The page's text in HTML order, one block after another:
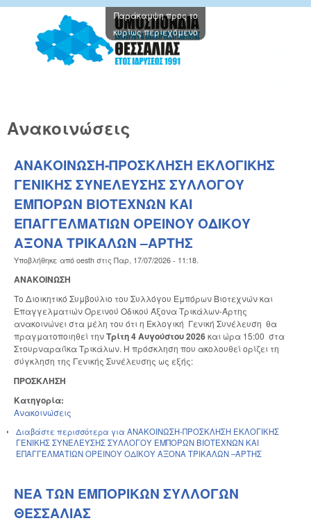
Παράκαμψη προς το
κυρίως περιεχόμενο
Ανακοινώσεις
ΑΝΑΚΟΙΝΩΣΗ-ΠΡΟΣΚΛΗΣΗ ΕΚΛΟΓΙΚΗΣ
ΓΕΝΙΚΗΣ ΣΥΝΕΛΕΥΣΗΣ ΣΥΛΛΟΓΟΥ
ΕΜΠΟΡΩΝ ΒΙΟΤΕΧΝΩΝ ΚΑΙ
ΕΠΑΓΓΕΛΜΑΤΙΩΝ ΟΡΕΙΝΟΥ ΟΔΙΚΟΥ
ΑΞΟΝΑ ΤΡΙΚΑΛΩΝ –ΑΡΤΗΣ
Υποβλήθηκε από oesth στις Παρ, 17/07/2026 - 11:18.
ΑΝΑΚΟΙΝΩΣΗ
Το Διοικητικό Συμβούλιο του Συλλόγου Εμπόρων Βιοτεχνών και
Επαγγελματιών Ορεινού Οδικού Άξονα Τρικάλων-Άρτης
ανακοινώνει στα μέλη του ότι η Εκλογική Γενική Συνέλευση θα
πραγματοποιηθεί τηνΤρίτη4 Αυγούστου 2026και ώρα 15:00 στα
Στουρναραιΐκα Τρικάλων. Η πρόσκληση που ακολουθεί ορίζει τη
σύγκληση της Γενικής Συνέλευσης ως εξής:
ΠΡΟΣΚΛΗΣΗ
Κατηγορία:
Ανακοινώσεις
Διαβάστε περισσότερα για ΑΝΑΚΟΙΝΩΣΗ-ΠΡΟΣΚΛΗΣΗ ΕΚΛΟΓΙΚΗΣ
ΓΕΝΙΚΗΣ ΣΥΝΕΛΕΥΣΗΣ ΣΥΛΛΟΓΟΥ ΕΜΠΟΡΩΝ ΒΙΟΤΕΧΝΩΝ ΚΑΙ
ΕΠΑΓΓΕΛΜΑΤΙΩΝ ΟΡΕΙΝΟΥ ΟΔΙΚΟΥ ΑΞΟΝΑ ΤΡΙΚΑΛΩΝ –ΑΡΤΗΣ
ΝΕΑ ΤΩΝ ΕΜΠΟΡΙΚΩΝ ΣΥΛΛΟΓΩΝ
ΘΕΣΣΑΛΙΑΣ